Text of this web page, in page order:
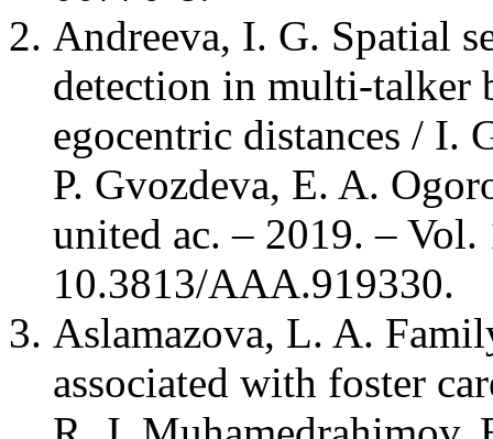
Andreeva, I. G. Spatial
detection in multi-talker
egocentric distances / I.
P. Gvozdeva, E. A.
united ac. – 2019. –
10.3813/AAA.919330.
Aslamazova, L. A.
associated with foster